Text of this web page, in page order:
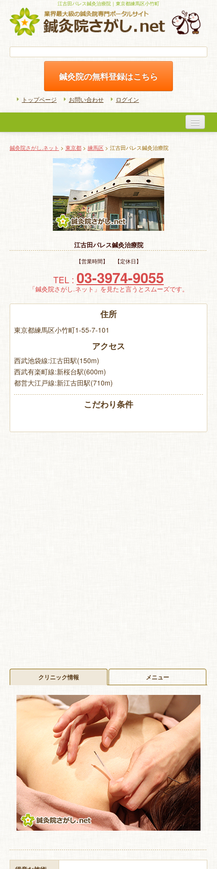
江古田パレス鍼灸治療院｜東京都練馬区小竹町
鍼灸院の無料登録はこちら
トップページ お問い合わせ ログイン
初めての方へ
よくある質問
ホームケア
特 集
お悩み解決！
鍼灸院さがし.ネット > 東京都 > 練馬区 > 江古田パレス鍼灸治療院
江古田パレス鍼灸治療院
【営業時間】 【定休日】
TEL : 03-3974-9055
「鍼灸院さがし.ネット」を見たと言うとスムーズです。
住所
東京都練馬区小竹町1-55-7-101
アクセス
西武池袋線:江古田駅(150m)
西武有楽町線:新桜台駅(600m)
都営大江戸線:新江古田駅(710m)
こだわり条件
クリニック情報 メニュー